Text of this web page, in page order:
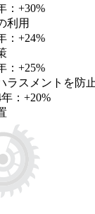
：+30%
利用
：+24%
：+25%
ラスメントを防
：+20%